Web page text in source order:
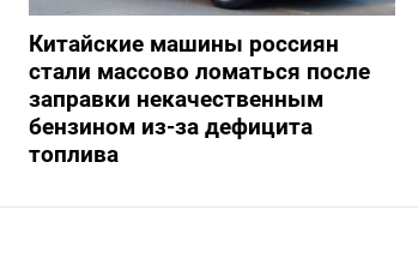
Китайские машины россиян
стали массово ломаться после
заправки некачественным
бензином из-за дефицита
топлива